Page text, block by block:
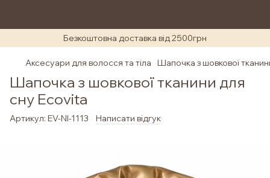
Безкоштовна доставка від 2500грн
Аксесуари для волосся та тіла Шапочка з шовкової
Шапочка з шовкової тканини для
сну Ecovita
Артикул: EV-NI-1113 Написати відгук